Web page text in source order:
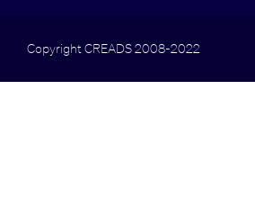
Copyright CREADS 2008-2022